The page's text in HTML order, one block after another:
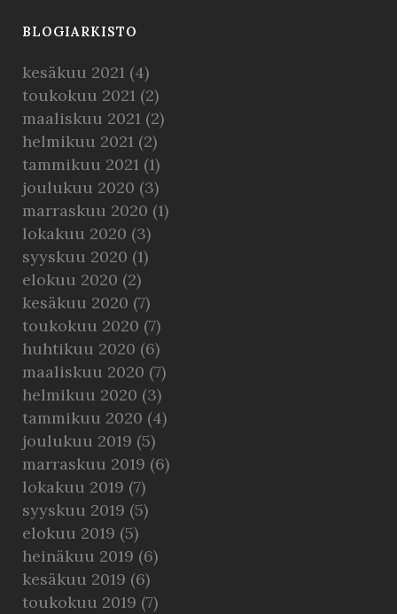
BLOGIARKISTO
kesäkuu 2021 (4)
toukokuu 2021 (2)
maaliskuu 2021 (2)
helmikuu 2021 (2)
tammikuu 2021 (1)
joulukuu 2020 (3)
marraskuu 2020 (1)
lokakuu 2020 (3)
syyskuu 2020 (1)
elokuu 2020 (2)
kesäkuu 2020 (7)
toukokuu 2020 (7)
huhtikuu 2020 (6)
maaliskuu 2020 (7)
helmikuu 2020 (3)
tammikuu 2020 (4)
joulukuu 2019 (5)
marraskuu 2019 (6)
lokakuu 2019 (7)
syyskuu 2019 (5)
elokuu 2019 (5)
heinäkuu 2019 (6)
kesäkuu 2019 (6)
toukokuu 2019 (7)